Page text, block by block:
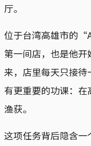
厅。
位于台湾高雄市的
第一间店，也是他
来，店里每天只接
有更重要的功课：
渔获。
这项任务背后隐含